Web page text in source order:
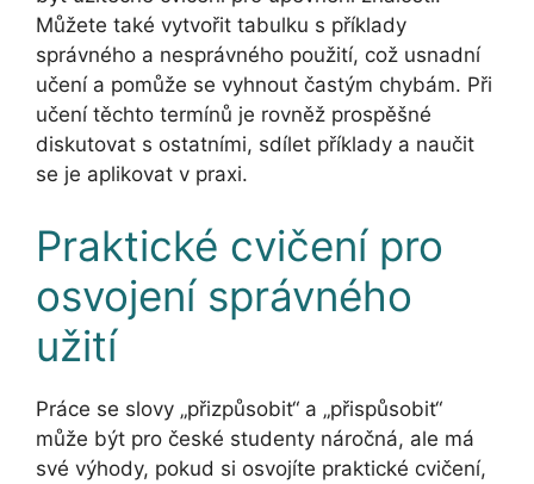
Můžete také vytvořit tabulku s příklady
správného a nesprávného použití, což usnadní
učení a pomůže se vyhnout častým chybám. Při
učení těchto termínů je rovněž prospěšné
diskutovat s ostatními, sdílet příklady a naučit
se je aplikovat v praxi.
Praktické cvičení pro
osvojení správného
užití
Práce se slovy „přizpůsobit“ a „přispůsobit“
může být pro české studenty náročná, ale má
své výhody, pokud si osvojíte praktické cvičení,